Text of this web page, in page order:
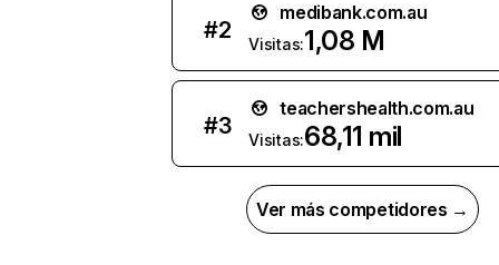
#2
medibank.com.au
Visitas:1,08 M
#3
teachershealth.com.au
Visitas:68,11 mil
Ver más competidores →